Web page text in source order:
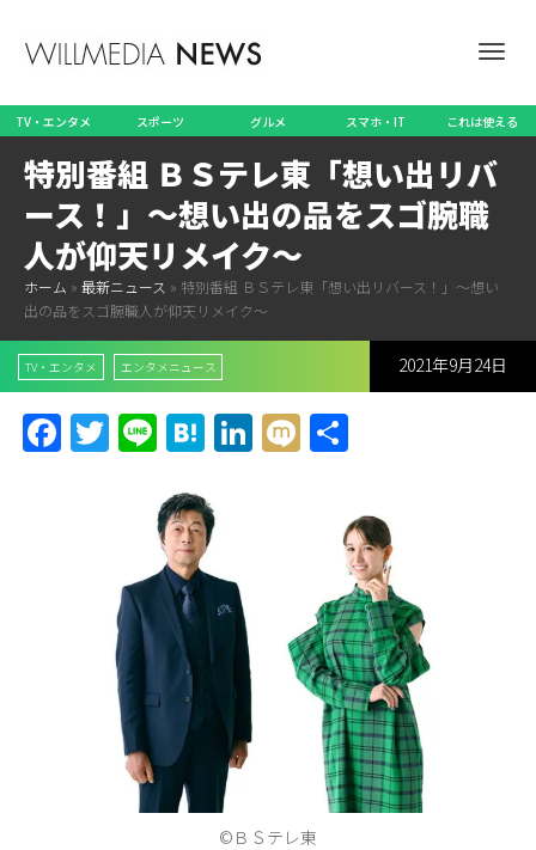
TV・エンタメ スポーツ グルメ スマホ・IT これは使える
特別番組 ＢＳテレ東「想い出リバ
ース！」～想い出の品をスゴ腕職
人が仰天リメイク～
ホーム » 最新ニュース » 特別番組 ＢＳテレ東「想い出リバース！」～想い
出の品をスゴ腕職人が仰天リメイク～
TV・エンタメ エンタメニュース 2021年9月24日
Facebook
Twitter
LineHatena
LinkedIn
Mixi
©ＢＳテレ東